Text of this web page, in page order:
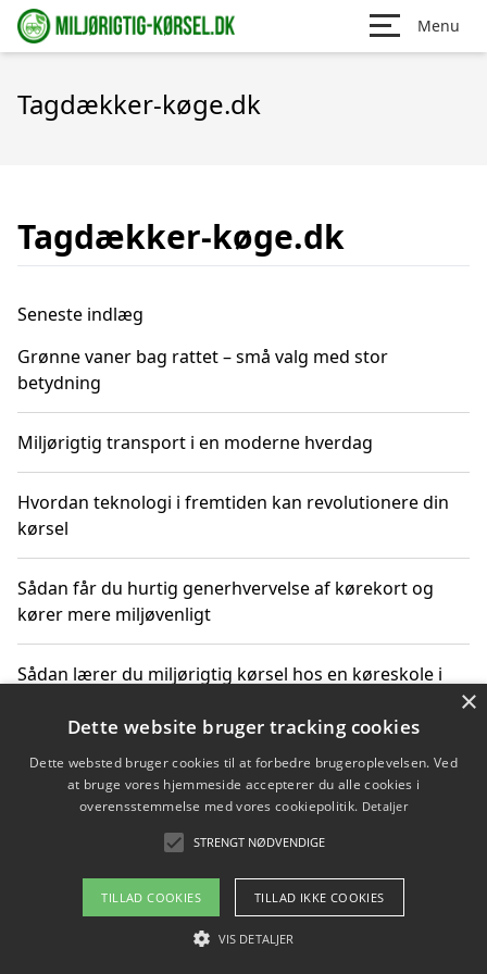
Menu
Tagdækker-køge.dk
Tagdækker-køge.dk
Seneste indlæg
Grønne vaner bag rattet – små valg med stor
betydning
Miljørigtig transport i en moderne hverdag
Hvordan teknologi i fremtiden kan revolutionere din
kørsel
Sådan får du hurtig generhvervelse af kørekort og
kører mere miljøvenligt
Sådan lærer du miljørigtig kørsel hos en køreskole i
Copyright 2026 - Pilanto Aps
Om / kontakt
×
Dette website bruger tracking cookies
Dette websted bruger cookies til at forbedre brugeroplevelsen. Ved
at bruge vores hjemmeside accepterer du alle cookies i
overensstemmelse med vores cookiepolitik. Detaljer
STRENGT NØDVENDIGE
TILLAD COOKIES TILLAD IKKE COOKIES
VIS DETALJER